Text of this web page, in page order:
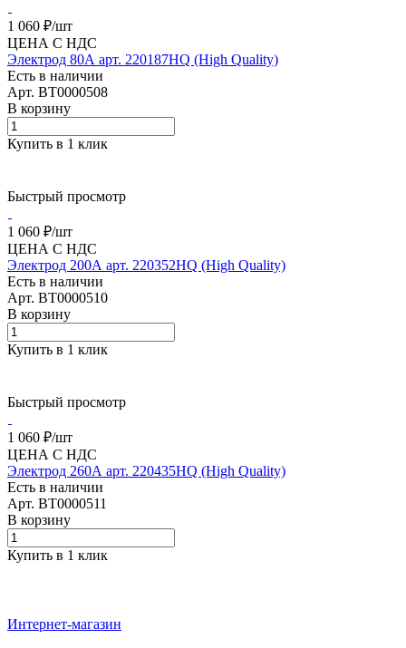
1 060 ₽/шт
ЦЕНА С НДС
Электрод 80А арт. 220187HQ (High Quality)
Есть в наличии
Арт. BT0000508
В корзину
Купить в 1 клик
Быстрый просмотр
1 060 ₽/шт
ЦЕНА С НДС
Электрод 200А арт. 220352HQ (High Quality)
Есть в наличии
Арт. BT0000510
В корзину
Купить в 1 клик
Быстрый просмотр
1 060 ₽/шт
ЦЕНА С НДС
Электрод 260А арт. 220435HQ (High Quality)
Есть в наличии
Арт. BT0000511
В корзину
Купить в 1 клик
Интернет-магазин